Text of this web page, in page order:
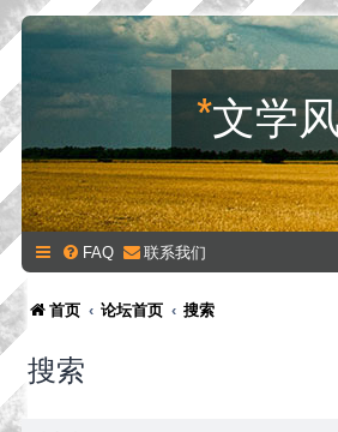
*文学
FAQ 联系我们
首页 论坛首页 搜索
搜索